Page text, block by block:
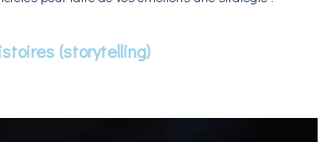
(storytelling)